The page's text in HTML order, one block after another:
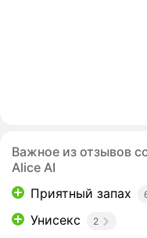
Важное из отзывов
Alice AI
Приятный запах
Унисекс 2